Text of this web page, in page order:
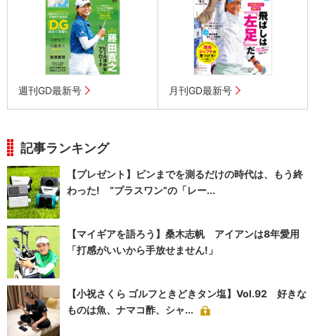
週刊GD最新号 月刊GD最新号
記事ランキング
【プレゼント】ピンまでを測るだけの時代は、もう終
わった! “プラスワン”の「レー...
【マイギアを語ろう】桑木志帆 アイアンは8年愛用
「打感がいいから手放せません!」
【小祝さくら ゴルフときどきタン塩】Vol.92 好きな
ものは魚、ナマコ酢、シャ...